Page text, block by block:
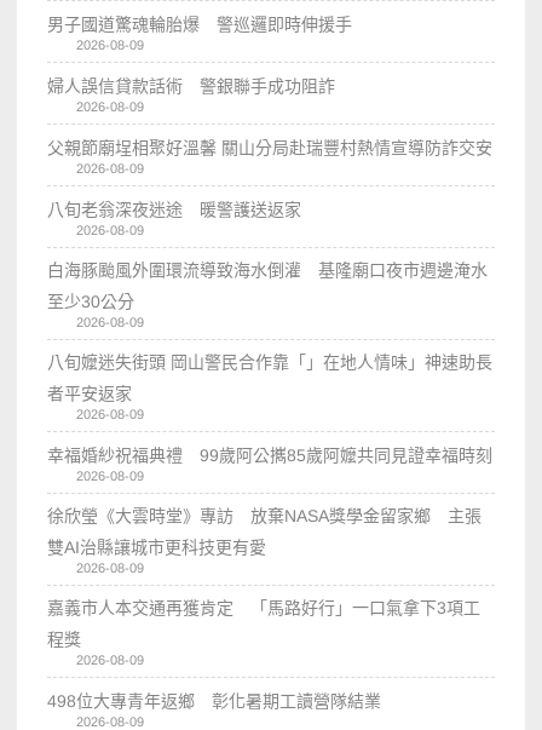
男子國道驚魂輪胎爆 警巡邏即時伸援手
2026-08-09
婦人誤信貸款話術 警銀聯手成功阻詐
2026-08-09
父親節廟埕相聚好溫馨 關山分局赴瑞豐村熱情宣導防詐交安
2026-08-09
八旬老翁深夜迷途 暖警護送返家
2026-08-09
白海豚颱風外圍環流導致海水倒灌 基隆廟口夜市週邊淹水
至少30公分
2026-08-09
八旬嬤迷失街頭 岡山警民合作靠「」在地人情味」神速助長
者平安返家
2026-08-09
幸福婚紗祝福典禮 99歲阿公𢹂85歲阿嬤共同見證幸福時刻
2026-08-09
徐欣瑩《大雲時堂》專訪 放棄NASA獎學金留家鄉 主張
雙AI治縣讓城市更科技更有愛
2026-08-09
嘉義市人本交通再獲肯定 「馬路好行」一口氣拿下3項工
程獎
2026-08-09
498位大專青年返鄉 彰化暑期工讀營隊結業
2026-08-09